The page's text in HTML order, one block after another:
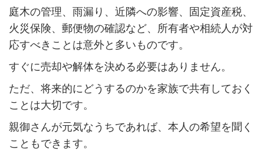
庭木の管理、雨漏り、近隣への影響、固定資産税、
火災保険、郵便物の確認など、所有者や相続人が対
応すべきことは意外と多いものです。
すぐに売却や解体を決める必要はありません。
ただ、将来的にどうするのかを家族で共有しておく
ことは大切です。
親御さんが元気なうちであれば、本人の希望を聞く
こともできます。